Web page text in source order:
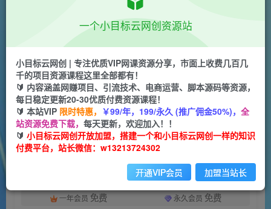
会员免费 正文
流量密码拉新项目， 一个作品几百块
一个小目标云网创
2年前发布
流量密码拉新项目， 一个作品几百块
此内容为付费阅读，请付费后查看
9.9云币99
一年会员 免费 永久会员 免费
付费阅读
一个小目标云网创资源站
小目标云网创 | 专注优质VIP网课资源分享，市面上收费几百几
千的项目资源课程这里全部都有！
🔰 内容涵盖网赚项目、引流技术、电商运营、脚本源码等资源，
每日稳定更新20-30优质付费资源课程！
🔰 本站VIP 限时特惠， ￥99/年，199/永久 (推广佣金50%)， 全
站资源免费下载， 每天更新，欢迎加入！！
🔰 小目标云网创开放加盟，搭建一个和小目标云网创一样的知识
付费平台，站长微信：w13213724302
开通VIP会员 加盟当站长